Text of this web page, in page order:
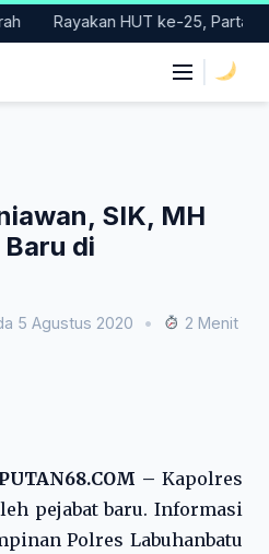
Rayakan HUT ke-25, Partai
SIK, MH
di
5 Agustus 2020 •
2 Menit
– Kapolres
pejabat baru. Informasi
Polres Labuhanbatu